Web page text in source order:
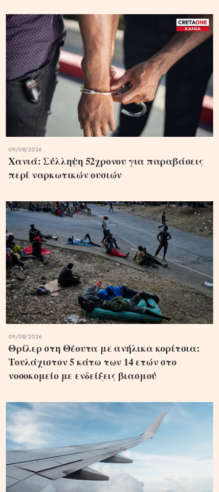
09/08/2026
Χανιά: Σύλληψη 52χρονου για παραβάσεις
περί ναρκωτικών ουσιών
09/08/2026
Θρίλερ στη Θέουτα με ανήλικα κορίτσια:
Τουλάχιστον 5 κάτω των 14 ετών στο
νοσοκομείο με ενδείξεις βιασμού